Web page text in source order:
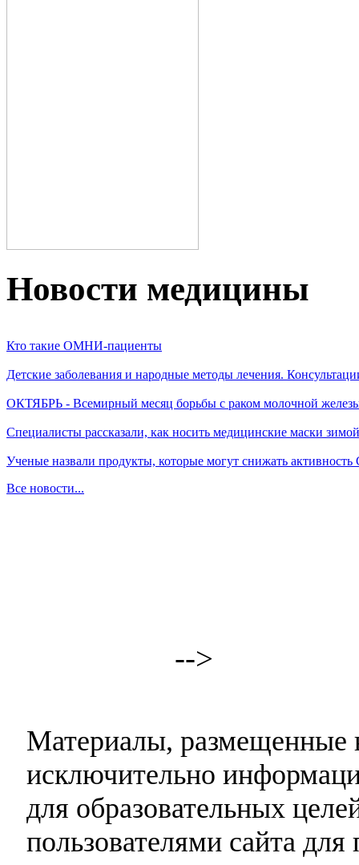
Новости медицины
Кто такие ОМНИ-пациенты
Детские заболевания и народные методы лечения.
ОКТЯБРЬ - Всемирный месяц борьбы с раком молочной
Специалисты рассказали, как носить медицинские маски зимой
Ученые назвали продукты, которые могут снижать
Все новости...
-->
Материалы, размещенные
исключительно
для образовательных
пользователями сайта